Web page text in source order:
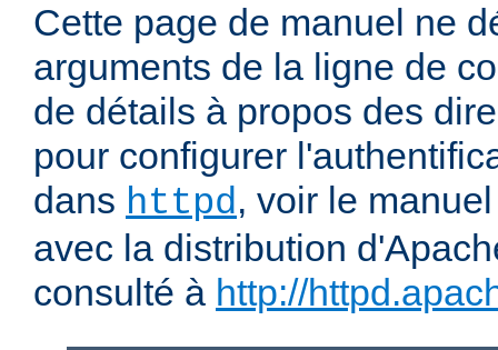
Cette page de manuel ne
arguments de la ligne de
de détails à propos des
pour configurer
dans httpd, voir le
avec la distribution
consulté à http://